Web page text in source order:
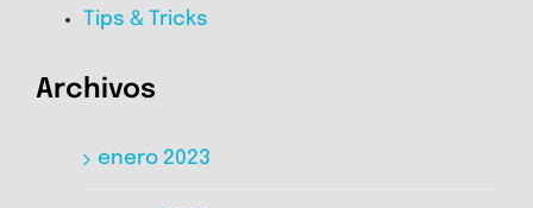
Tips & Tricks
Archivos
enero 2023